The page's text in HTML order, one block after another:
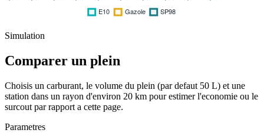
Simulation
Comparer un plein
Choisis un carburant, le volume du plein (par defaut 50 L) et une
station dans un rayon d'environ 20 km pour estimer l'economie ou le
surcout par rapport a cette page.
Parametres